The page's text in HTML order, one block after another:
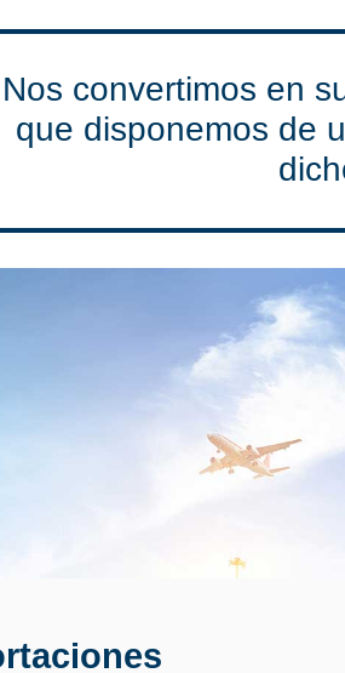
Nos convertimos en
que disponemos de